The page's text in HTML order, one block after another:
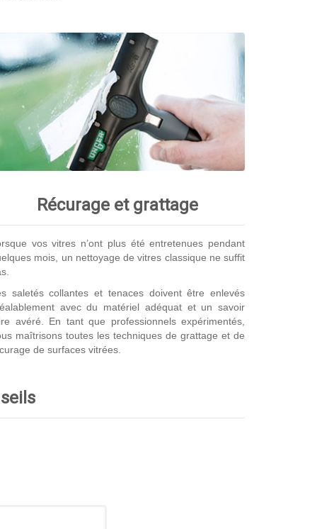
Récurage et grattage
vos vitres n’ont plus été entretenues pendant
mois, un nettoyage de vitres classique ne suffit
saletés collantes et tenaces doivent être enlevés
avec du matériel adéquat et un savoir
avéré. En tant que professionnels expérimentés,
maîtrisons toutes les techniques de grattage et de
de surfaces vitrées.